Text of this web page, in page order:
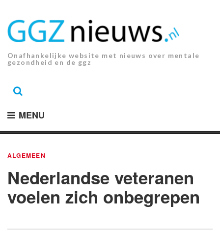
inhoud.
Onafhankelijke website met nieuws over mentale
gezondheid en de ggz
MENU
ALGEMEEN
Nederlandse veteranen
voelen zich onbegrepen